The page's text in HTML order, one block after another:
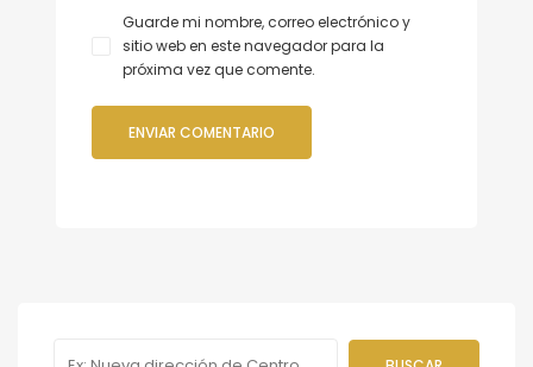
Guarde mi nombre, correo electrónico y
sitio web en este navegador para la
próxima vez que comente.